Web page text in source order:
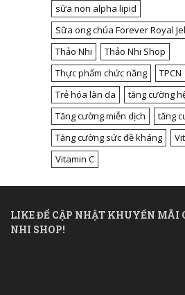
sữa non alpha lipid
Sữa ong chúa Forever Royal
Thảo Nhi
Thảo Nhi Shop
Thực phẩm chức năng
TPCN
Trẻ hóa làn da
tăng cường
Tăng cường miễn dịch
tăng
Tăng cường sức đề kháng
Vitamin C
LIKE ĐỂ CẬP NHẬT KHUYẾN MÃI
NHI SHOP!